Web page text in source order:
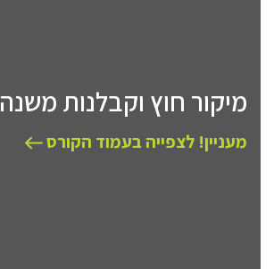
מיקור חוץ וקבלנות משנה
מעניין! לצפייה בעמוד הקורס